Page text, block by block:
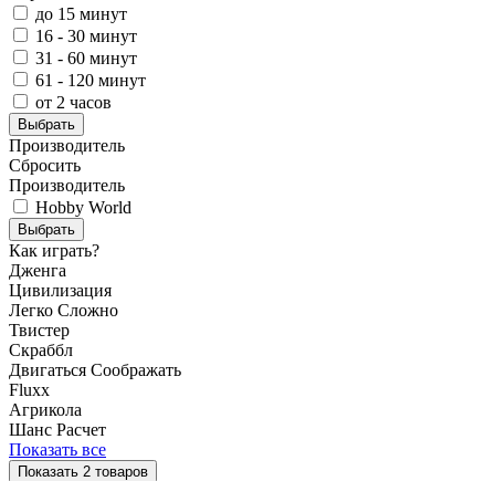
до 15 минут
16 - 30 минут
31 - 60 минут
61 - 120 минут
от 2 часов
Выбрать
Производитель
Сбросить
Производитель
Hobby World
Выбрать
Как играть?
Дженга
Цивилизация
Легко Сложно
Твистер
Скраббл
Двигаться Соображать
Fluxx
Агрикола
Шанс Расчет
Показать все
Показать 2 товаров